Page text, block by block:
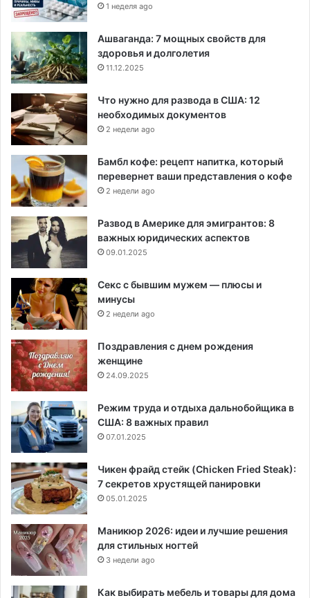
1 неделя ago
Ашваганда: 7 мощных свойств для
здоровья и долголетия
11.12.2025
Что нужно для развода в США: 12
необходимых документов
2 недели ago
Бамбл кофе: рецепт напитка, который
перевернет ваши представления о кофе
2 недели ago
Развод в Америке для эмигрантов: 8
важных юридических аспектов
09.01.2025
Секс с бывшим мужем — плюсы и
минусы
2 недели ago
Поздравления с днем рождения
женщине
24.09.2025
Режим труда и отдыха дальнобойщика в
США: 8 важных правил
07.01.2025
Чикен фрайд стейк (Chicken Fried Steak):
7 секретов хрустящей панировки
05.01.2025
Маникюр 2026: идеи и лучшие решения
для стильных ногтей
3 недели ago
Как выбирать мебель и товары для дома